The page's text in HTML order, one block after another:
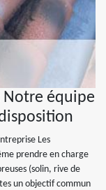
Notre équipe
Les
prendre en charge
(solin, rive de
un objectif commun